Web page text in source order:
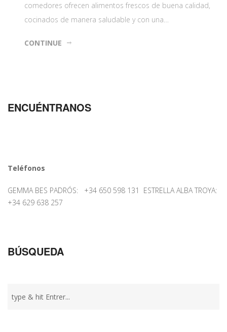
comedores ofrecen alimentos frescos de buena calidad,
cocinados de manera saludable y con una…
CONTINUE
ENCUÉNTRANOS
Teléfonos
GEMMA BES PADRÓS: +34 650 598 131 ESTRELLA ALBA TROYA:
+34 629 638 257
BÚSQUEDA